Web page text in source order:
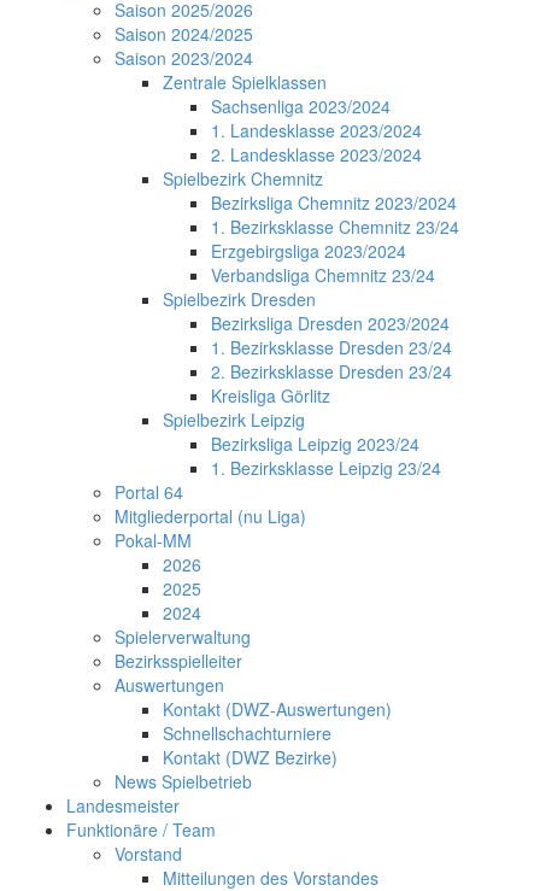
Saison 2025/2026
Saison 2024/2025
Saison 2023/2024
Zentrale Spielklassen
Sachsenliga 2023/2024
1. Landesklasse 2023/2024
2. Landesklasse 2023/2024
Spielbezirk Chemnitz
Bezirksliga Chemnitz 2023/2024
1. Bezirksklasse Chemnitz 23/24
Erzgebirgsliga 2023/2024
Verbandsliga Chemnitz 23/24
Spielbezirk Dresden
Bezirksliga Dresden 2023/2024
1. Bezirksklasse Dresden 23/24
2. Bezirksklasse Dresden 23/24
Kreisliga Görlitz
Spielbezirk Leipzig
Bezirksliga Leipzig 2023/24
1. Bezirksklasse Leipzig 23/24
Portal 64
Mitgliederportal (nu Liga)
Pokal-MM
2026
2025
2024
Spielerverwaltung
Bezirksspielleiter
Auswertungen
Kontakt (DWZ-Auswertungen)
Schnellschachturniere
Kontakt (DWZ Bezirke)
News Spielbetrieb
Landesmeister
Funktionäre / Team
Vorstand
Mitteilungen des Vorstandes